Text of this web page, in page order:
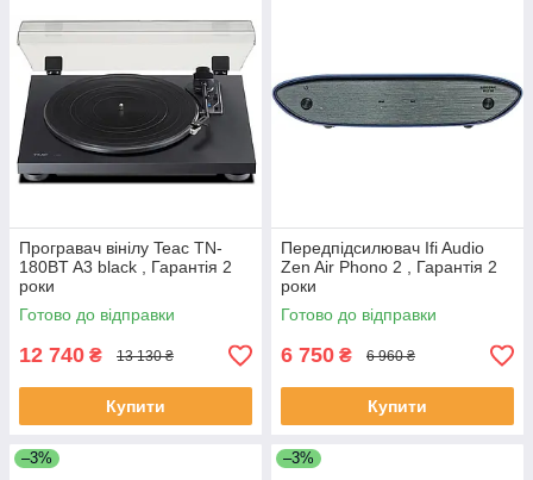
Програвач вінілу Teac TN-
180BT A3 black , Гарантія 2
роки
Готово до відправки
12 740 ₴ 13 130 ₴
Купити
Передпідсилювач Ifi Audio
Zen Air Phono 2 , Гарантія 2
роки
Готово до відправки
6 750 ₴ 6 960 ₴
Купити
–3% –3%